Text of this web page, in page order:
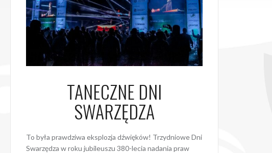
TANECZNE DNI
SWARZĘDZA
To była prawdziwa eksplozja dźwięków! Trzydniowe Dni
Swarzędza w roku jubileuszu 380-lecia nadania praw